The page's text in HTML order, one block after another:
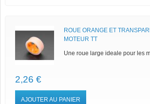
ROUE ORANGE ET
MOTEUR TT
Une roue large ideale pour les
2,26 €
AJOUTER AU PANIER